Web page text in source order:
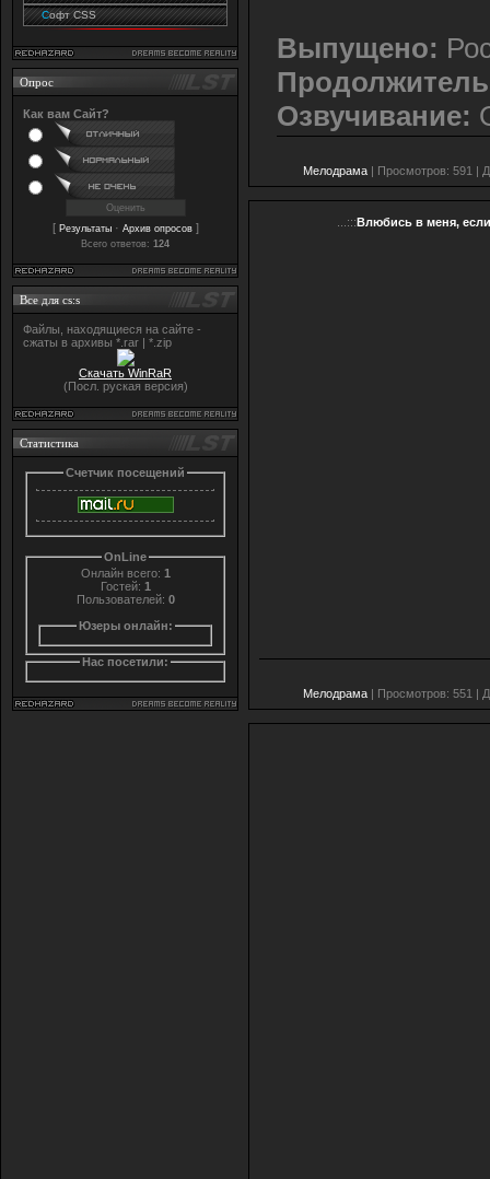
Софт CSS
Опрос
Как вам Сайт?
[ Результаты· Архив опросов]
Всего ответов: 124
Все для cs:s
Файлы, находящиеся на сайте -
сжаты в архивы *.rar | *.zip
Скачать WinRaR
(Посл. руская версия)
Статистика
Счетчик посещений
OnLine
Онлайн всего: 1
Гостей: 1
Пользователей: 0
Юзеры онлайн:
Нас посетили:
Выпущено:
Озвучивание:
Мелодрама| Просмотров: 591 |
...:::Влюбись в меня,
Мелодрама| Просмотров: 551 |